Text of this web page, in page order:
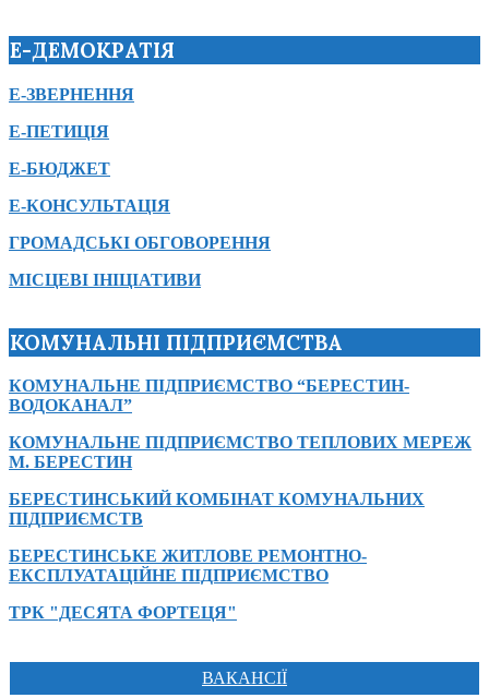
Е-ДЕМОКРАТІЯ
Е-ЗВЕРНЕННЯ
Е-ПЕТИЦІЯ
Е-БЮДЖЕТ
Е-КОНСУЛЬТАЦІЯ
ГРОМАДСЬКІ ОБГОВОРЕННЯ
МІСЦЕВІ ІНІЦІАТИВИ
КОМУНАЛЬНІ ПІДПРИЄМСТВА
КОМУНАЛЬНЕ ПІДПРИЄМСТВО “БЕРЕСТИН-
ВОДОКАНАЛ”
КОМУНАЛЬНЕ ПІДПРИЄМСТВО ТЕПЛОВИХ МЕРЕЖ
М. БЕРЕСТИН
БЕРЕСТИНСЬКИЙ КОМБІНАТ КОМУНАЛЬНИХ
ПІДПРИЄМСТВ
БЕРЕСТИНСЬКЕ ЖИТЛОВЕ РЕМОНТНО-
ЕКСПЛУАТАЦІЙНЕ ПІДПРИЄМСТВО
ТРК "ДЕСЯТА ФОРТЕЦЯ"
ВАКАНСІЇ